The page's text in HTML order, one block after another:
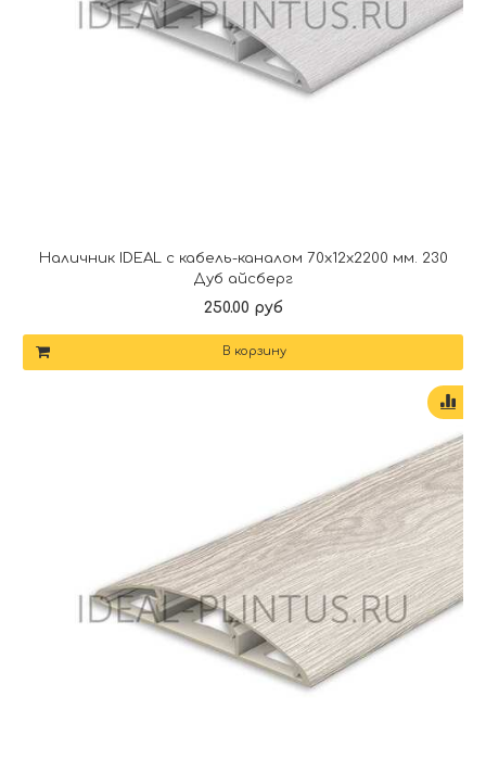
Наличник IDEAL с кабель-каналом 70х12х2200 мм. 230
Дуб айсберг
250.00 руб
В корзину